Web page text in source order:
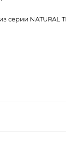
серии NATURAL